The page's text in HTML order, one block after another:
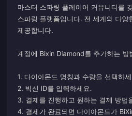
마스터 스파링 플레이어 커뮤니티를
스파링 플랫폼입니다. 전 세계의 다양
제공합니다.
계정에 Bixin Diamond를 추가하는 방
1. 다이아몬드 명칭과 수량을 선택하
2. 빅신 ID를 입력하세요.
3. 결제를 진행하고 원하는 결제 방법
4. 결제가 완료되면 다이아몬드가